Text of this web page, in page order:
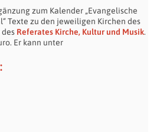
zum Kalender „Evangelische
Texte zu den jeweiligen Kirchen des
Referates Kirche, Kultur und Musik.
Er kann unter